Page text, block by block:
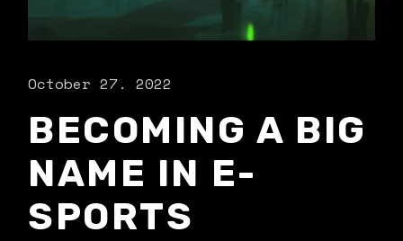
October 27. 2022
BECOMING A BIG
NAME IN E-
SPORTS